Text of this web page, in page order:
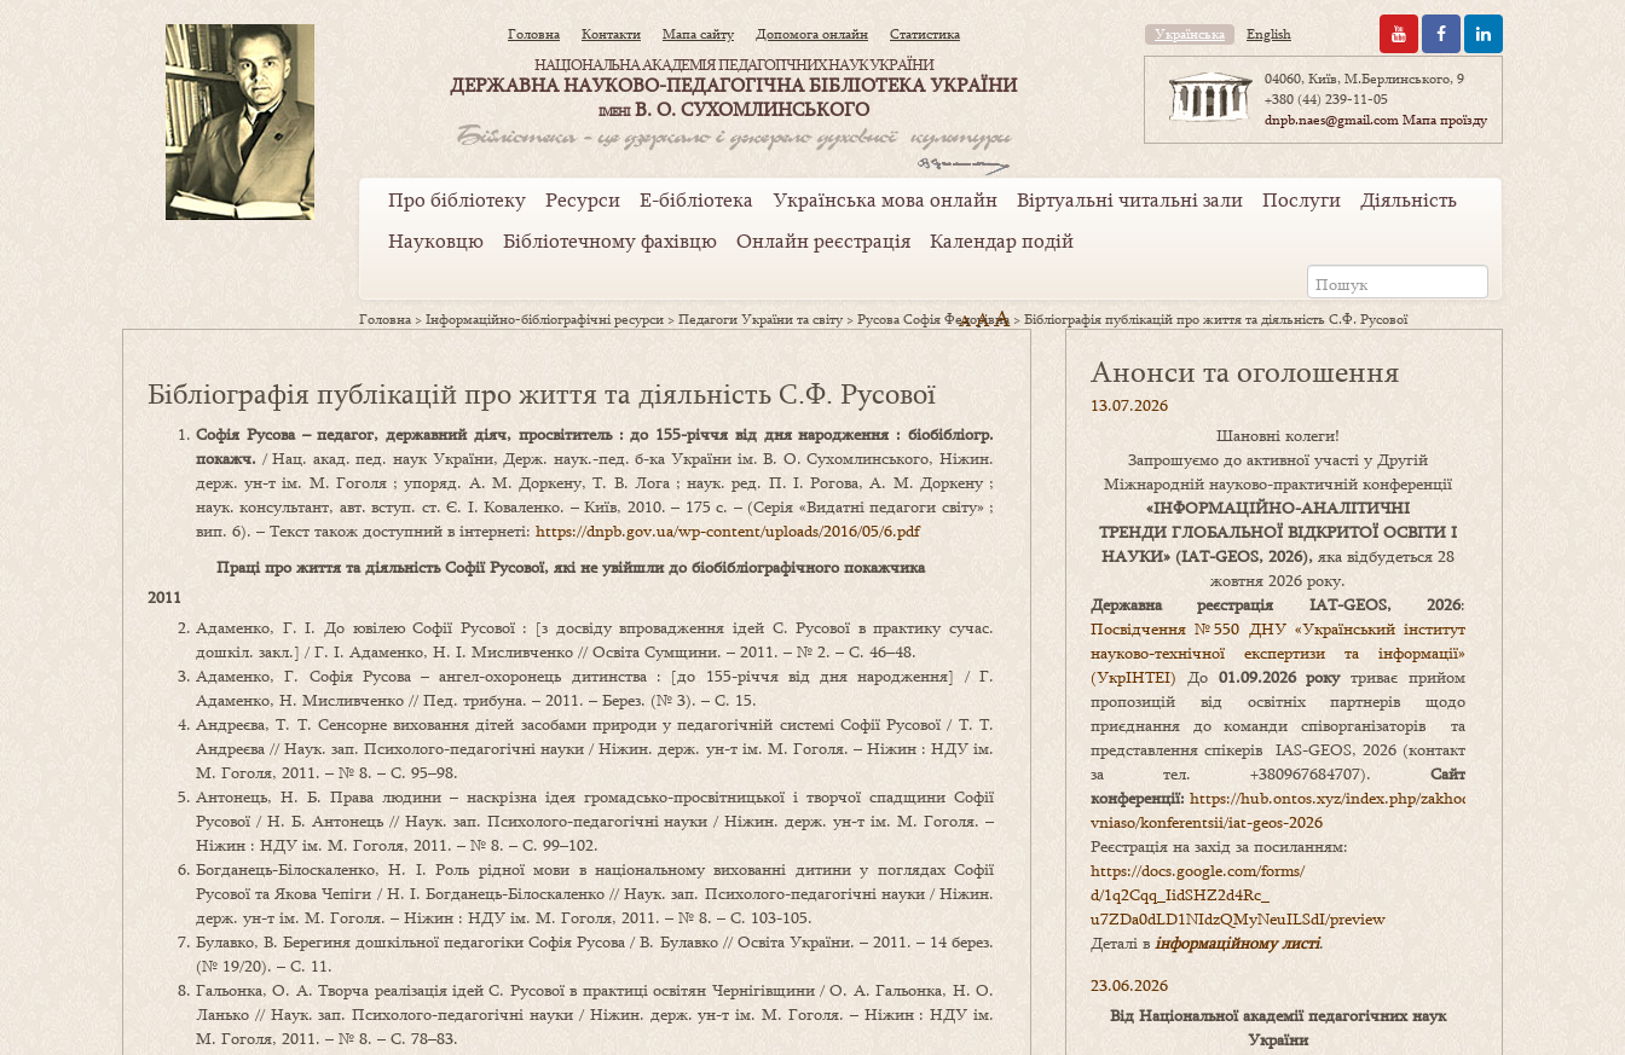
Головна Контакти Мапа сайту Допомога онлайн Статистика
НАЦІОНАЛЬНА АКАДЕМІЯ ПЕДАГОГІЧНИХ НАУК УКРАЇНИ
ДЕРЖАВНА НАУКОВО-ПЕДАГОГІЧНА БІБЛІОТЕКА УКРАЇНИ
ІМЕНІВ. О. СУХОМЛИНСЬКОГО
Українська English
04060, Київ, М.Берлинського, 9
+380 (44) 239-11-05
dnpb.naes@gmail.comМапа проїзду
Про бібліотеку Ресурси Е-бібліотека Українська мова онлайн Віртуальні читальні зали Послуги
Діяльність
Науковцю
Бібліотечному фахівцю Онлайн реєстрація Календар подій
Головна >Інформаційно-бібліографічні ресурси >Педагоги України та світу >Русова Софія Федорівна >Бібліографія публікацій про життя та діяльність С.Ф. Русової
A AA
Бібліографія публікацій про життя та діяльність С.Ф. Русової
Софія Русова – педагог, державний діяч, просвітитель : до 155-річчя від дня народження : біобібліогр.
покажч. / Нац. акад. пед. наук України, Держ. наук.-пед. б-ка України ім. В. О. Сухомлинського, Ніжин.
держ. ун-т ім. М. Гоголя ; упоряд. А. М. Доркену, Т. В. Лога ; наук. ред. П. І. Рогова, А. М. Доркену ;
наук. консультант, авт. вступ. ст. Є. І. Коваленко. – Київ, 2010. – 175 с. – (Серія «Видатні педагоги світу» ;
вип. 6). – Текст також доступний в інтернеті: https://dnpb.gov.ua/wp-content/uploads/2016/05/6.pdf
Праці про життя та діяльність Софії Русової, які не увійшли до біобібліографічного покажчика
2011
Адаменко, Г. І. До ювілею Софії Русової : [з досвіду впровадження ідей С. Русової в практику сучас.
дошкіл. закл.] / Г. І. Адаменко, Н. І. Мисливченко // Освіта Сумщини. – 2011. – № 2. – С. 46–48.
Адаменко, Г. Софія Русова – ангел-охоронець дитинства : [до 155-річчя від дня народження] / Г.
Адаменко, Н. Мисливченко // Пед. трибуна. – 2011. – Берез. (№ 3). – С. 15.
Андреєва, Т. Т. Сенсорне виховання дітей засобами природи у педагогічній системі Софії Русової / Т. Т.
Андреєва // Наук. зап. Психолого-педагогічні науки / Ніжин. держ. ун-т ім. М. Гоголя. – Ніжин : НДУ ім.
М. Гоголя, 2011. – № 8. – С. 95–98.
Антонець, Н. Б. Права людини – наскрізна ідея громадсько-просвітницької і творчої спадщини Софії
Русової / Н. Б. Антонець // Наук. зап. Психолого-педагогічні науки / Ніжин. держ. ун-т ім. М. Гоголя. –
Ніжин : НДУ ім. М. Гоголя, 2011. – № 8. – С. 99–102.
Богданець-Білоскаленко, Н. І. Роль рідної мови в національному вихованні дитини у поглядах Софії
Русової та Якова Чепіги / Н. І. Богданець-Білоскаленко // Наук. зап. Психолого-педагогічні науки / Ніжин.
держ. ун-т ім. М. Гоголя. – Ніжин : НДУ ім. М. Гоголя, 2011. – № 8. – С. 103-105.
Булавко, В. Берегиня дошкільної педагогіки Софія Русова / В. Булавко // Освіта України. – 2011. – 14 берез.
(№ 19/20). – С. 11.
Гальонка, О. А. Творча реалізація ідей С. Русової в практиці освітян Чернігівщини / О. А. Гальонка, Н. О.
Ланько // Наук. зап. Психолого-педагогічні науки / Ніжин. держ. ун-т ім. М. Гоголя. – Ніжин : НДУ ім.
М. Гоголя, 2011. – № 8. – С. 78–83.
Анонси та оголошення
13.07.2026
Шановні колеги!
Запрошуємо до активної участі у Другій
Міжнародній науково-практичній конференції
«ІНФОРМАЦІЙНО-АНАЛІТИЧНІ
ТРЕНДИ ГЛОБАЛЬНОЇ ВІДКРИТОЇ ОСВІТИ І
НАУКИ» (IAT-GEOS, 2026), яка відбудеться 28
жовтня 2026 року.
Державна реєстрація IAT-GEOS, 2026:
Посвідчення №550 ДНУ «Український інститут
науково-технічної експертизи та інформації»
(УкрІНТЕІ) До 01.09.2026 рокутриває прийом
пропозицій від освітніх партнерів щодо
приєднання до команди співорганізаторів та
представлення спікерів IAS-GEOS, 2026 (контакт
за тел. +380967684707). Сайт
конференції: https://hub.ontos.xyz/index.php/zakhody-
vniaso/konferentsii/iat-geos-2026
Реєстрація на захід за посиланням:
https://docs.google.com/forms/
d/1q2Cqq_IidSHZ2d4Rc_
u7ZDa0dLD1NIdzQMyNeuILSdI/preview
Деталі в інформаційному листі.
23.06.2026
Від Національної академії педагогічних наук
України